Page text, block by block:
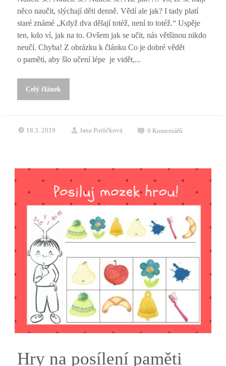
něco naučit, slýchají děti denně. Vědí ale jak? I tady platí
staré známé „Když dva dělají totéž, není to totéž.“ Uspěje
ten, kdo ví, jak na to. Ovšem jak se učit, nás většinou nikdo
neučí. Chyba! Z obrázku k článku Co je dobré vědět
o paměti, aby šlo učení lépe je vidět,...
Celý článek
18.3. 2019 Jana Potůčková 0Komentářů
Hry na posílení paměti